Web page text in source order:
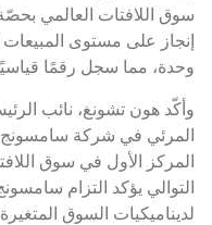
وحدة، مما سجل رقمًا
وأكّد هون تشونغ، نائب
المرئي في شركة سامسونج
المركز الأول في سوق
التوالي يؤكد التزام
لديناميكيات السوق